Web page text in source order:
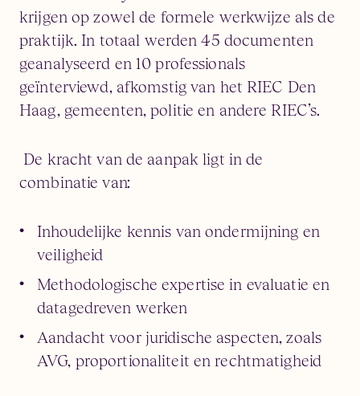
krijgen op zowel de formele werkwijze als de
praktijk. In totaal werden 45 documenten
geanalyseerd en 10 professionals
geïnterviewd, afkomstig van het RIEC Den
Haag, gemeenten, politie en andere RIEC’s.
De kracht van de aanpak ligt in de
combinatie van:
Inhoudelijke kennis van ondermijning en
veiligheid
Methodologische expertise in evaluatie en
datagedreven werken
Aandacht voor juridische aspecten, zoals
AVG, proportionaliteit en rechtmatigheid